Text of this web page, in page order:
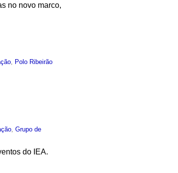
no novo marco,
Polo Ribeirão
,Grupo de
do IEA.